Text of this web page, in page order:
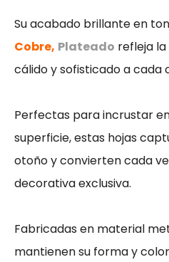
Su acabado brillante en
Cobre, Plateado refleja
cálido y sofisticado a cada
Perfectas para incrustar
superficie, estas hojas
otoño y convierten cada
decorativa exclusiva.
Fabricadas en material
mantienen su forma y